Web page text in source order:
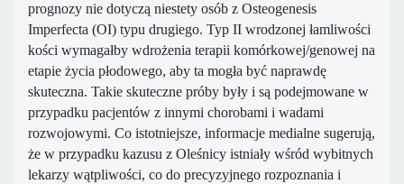
prognozy nie dotyczą niestety osób z Osteogenesis
Imperfecta (OI) typu drugiego. Typ II wrodzonej łamliwości
kości wymagałby wdrożenia terapii komórkowej/genowej na
etapie życia płodowego, aby ta mogła być naprawdę
skuteczna. Takie skuteczne próby były i są podejmowane w
przypadku pacjentów z innymi chorobami i wadami
rozwojowymi. Co istotniejsze, informacje medialne sugerują,
że w przypadku kazusu z Oleśnicy istniały wśród wybitnych
lekarzy wątpliwości, co do precyzyjnego rozpoznania i